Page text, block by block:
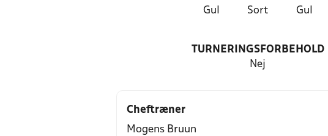
Gul Sort Gul
TURNERINGSFORBEHOLD
Nej
Cheftræner
Mogens Bruun